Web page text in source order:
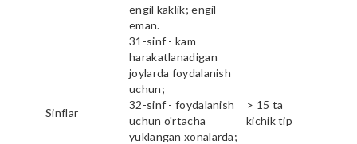
engil kaklik; engil
eman.
Sinflar
31-sinf - kam
harakatlanadigan
joylarda foydalanish
uchun;
32-sinf - foydalanish
uchun o'rtacha
yuklangan xonalarda;
> 15 ta
kichik tip